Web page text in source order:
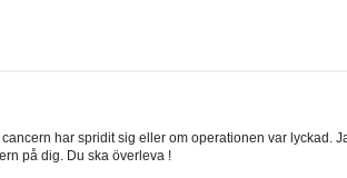
har spridit sig eller om operationen var
på dig. Du ska överleva !